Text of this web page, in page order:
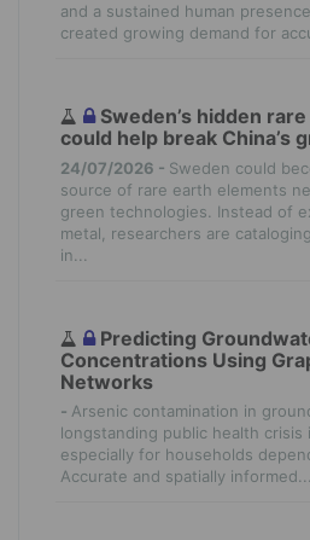
and a sustained human
created growing demand for
Sweden’s hidden
could help break China’s
24/07/2026 - Sweden could
source of rare earth elements
green technologies. Instead of
metal, researchers are
in...
Predicting
Concentrations Using
Networks
- Arsenic contamination in
longstanding public health crisis
especially for households
Accurate and spatially informed...